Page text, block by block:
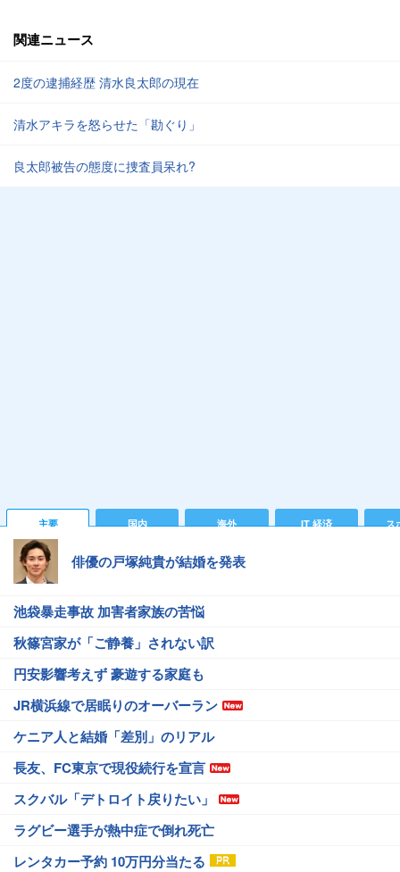
関連ニュース
2度の逮捕経歴 清水良太郎の現在
清水アキラを怒らせた「勘ぐり」
良太郎被告の態度に捜査員呆れ?
主要 国内 海外 IT 経済 ス
俳優の戸塚純貴が結婚を発表
池袋暴走事故 加害者家族の苦悩
秋篠宮家が「ご静養」されない訳
円安影響考えず 豪遊する家庭も
JR横浜線で居眠りのオーバーラン
ケニア人と結婚「差別」のリアル
長友、FC東京で現役続行を宣言
スクバル「デトロイト戻りたい」
ラグビー選手が熱中症で倒れ死亡
レンタカー予約 10万円分当たる